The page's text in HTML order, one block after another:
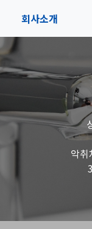
회사소개
오시는길
악